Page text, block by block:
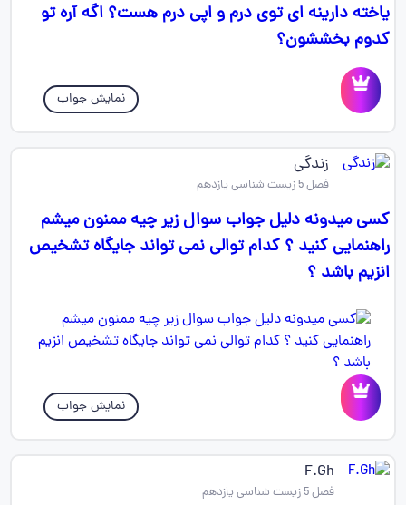
یاخته دارینه ای توی درم و اپی درم هست؟ اگه آره تو
کدوم بخششون؟
نمایش جواب
زندگی
فصل 5 زیست شناسی یازدهم
کسی میدونه دلیل جواب سوال زیر چیه ممنون میشم
راهنمایی کنید ؟ کدام توالی نمی تواند جایگاه تشخیص
انزیم باشد ؟
نمایش جواب
F.Gh
فصل 5 زیست شناسی یازدهم